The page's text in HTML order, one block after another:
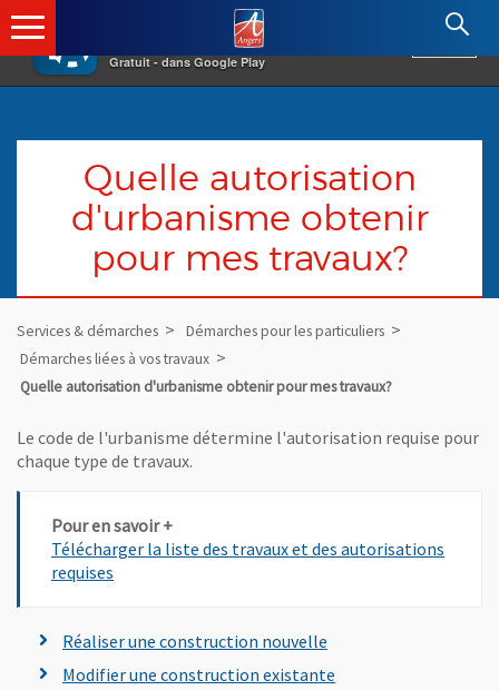
×
Gratuit - dans Google Play
Angers.fr : Retour à l'accueil
Quelle autorisation
d'urbanisme obtenir
pour mes travaux?
Services & démarches
Démarches pour les particuliers
Démarches liées à vos travaux
Quelle autorisation d'urbanisme obtenir pour mes travaux?
Le code de l'urbanisme détermine l'autorisation requise pour
chaque type de travaux.
Pour en savoir +
Télécharger la liste des travaux et des autorisations
requises
Réaliser une construction nouvelle
Modifier une construction existante